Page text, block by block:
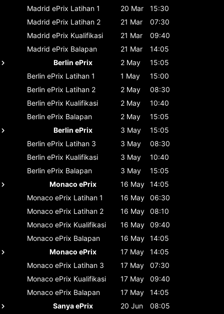
Madrid ePrix Latihan 1 20 Mar
15:30
Madrid ePrix Latihan 2 21 Mar
07:30
Madrid ePrix Kualifikasi 21 Mar
09:40
Madrid ePrix Balapan 21 Mar
14:05
Berlin ePrix
2 May
15:05
Berlin ePrix Latihan 1 1 May
15:00
Berlin ePrix Latihan 2 2 May
08:30
Berlin ePrix Kualifikasi 2 May
10:40
Berlin ePrix Balapan 2 May
15:05
Berlin ePrix
3 May
15:05
Berlin ePrix Latihan 3 3 May
08:30
Berlin ePrix Kualifikasi 3 May
10:40
Berlin ePrix Balapan 3 May
15:05
Monaco ePrix
16 May
14:05
Monaco ePrix Latihan 1 16 May
06:30
Monaco ePrix Latihan 2 16 May
08:10
Monaco ePrix Kualifikasi 16 May
09:40
Monaco ePrix Balapan 16 May
14:05
Monaco ePrix
17 May
14:05
Monaco ePrix Latihan 3 17 May
07:30
Monaco ePrix Kualifikasi 17 May
09:40
Monaco ePrix Balapan 17 May
14:05
Sanya ePrix
20 Jun
08:05